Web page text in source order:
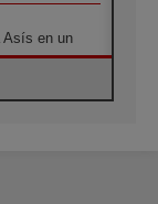
Asís en un
al Papa: